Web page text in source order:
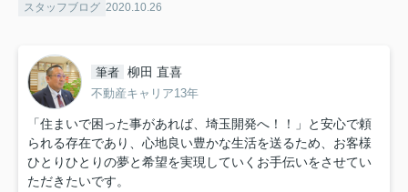
スタッフブログ 2020.10.26
筆者 柳田 直喜
不動産キャリア13年
「住まいで困った事があれば、埼玉開発へ！！」と安心で頼
られる存在であり、心地良い豊かな生活を送るため、お客様
ひとりひとりの夢と希望を実現していくお手伝いをさせてい
ただきたいです。